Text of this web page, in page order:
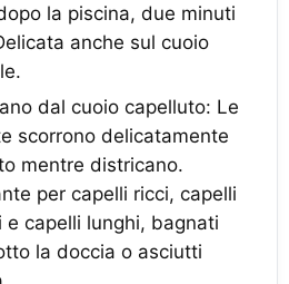
la piscina, due minuti
anche sul cuoio
dal cuoio capelluto: Le
scorrono delicatamente
mentre districano.
per capelli ricci, capelli
e capelli lunghi, bagnati
la doccia o asciutti